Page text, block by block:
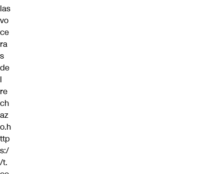
las
vo
ce
ra
s
de
l
re
ch
az
o.h
ttp
s:/
/t.